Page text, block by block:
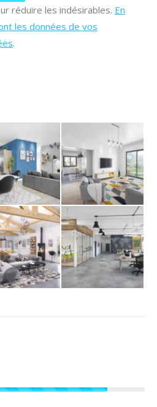
réduire les indésirables. En
les données de vos
.